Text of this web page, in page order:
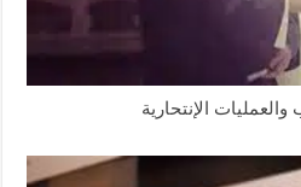
الإنتحارية